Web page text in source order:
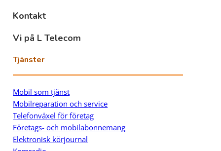
Kontakt
Vi på L Telecom
Tjänster
Mobil som tjänst
Mobilreparation och service
Telefonväxel för företag
Företags- och mobilabonnemang
Elektronisk körjournal